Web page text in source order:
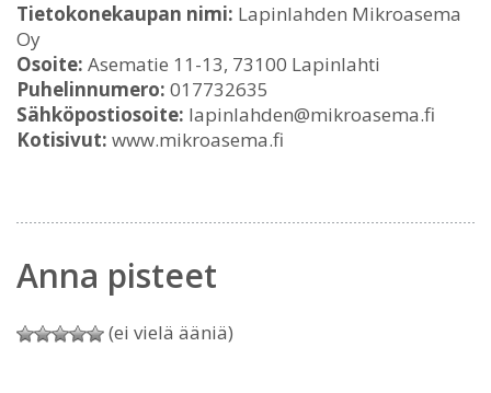
Tietokonekaupan nimi: Lapinlahden Mikroasema
Oy
Osoite: Asematie 11-13, 73100 Lapinlahti
Puhelinnumero: 017732635
Sähköpostiosoite: lapinlahden@mikroasema.fi
Kotisivut: www.mikroasema.fi
Anna pisteet
(ei vielä ääniä)